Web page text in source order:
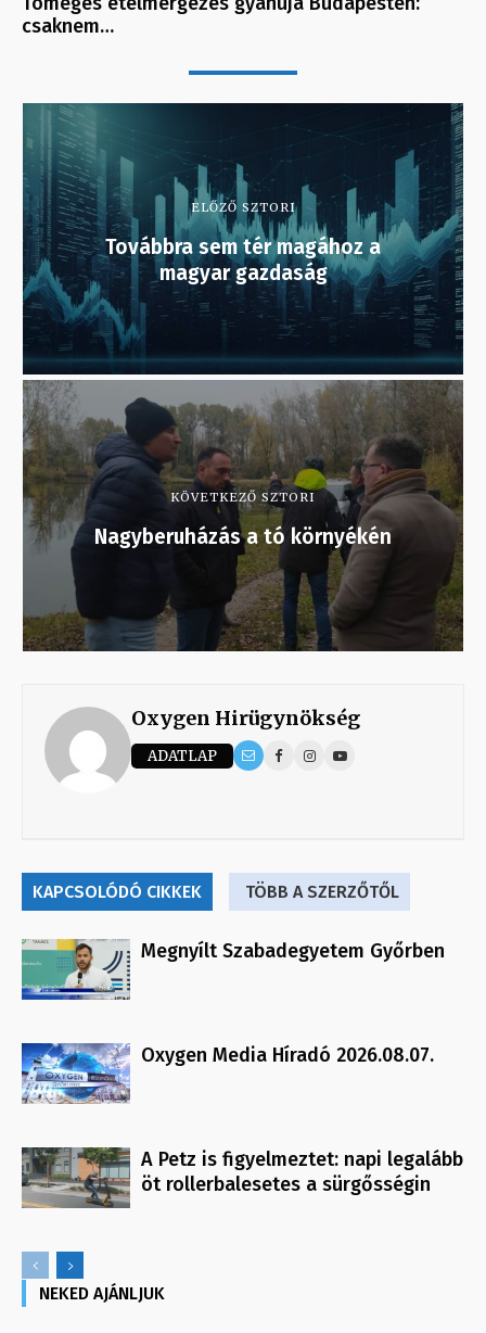
csaknem…
ELŐZŐ SZTORI
Továbbra sem tér magához a
magyar gazdaság
KÖVETKEZŐ SZTORI
Nagyberuházás a tó környékén
Oxygen Hirügynökség
ADATLAP
KAPCSOLÓDÓ CIKKEK TÖBB A SZERZŐTŐL
Megnyílt Szabadegyetem Győrben
Oxygen Media Híradó 2026.08.07.
A Petz is figyelmeztet: napi legalább
öt rollerbalesetes a sürgősségin
NEKED AJÁNLJUK